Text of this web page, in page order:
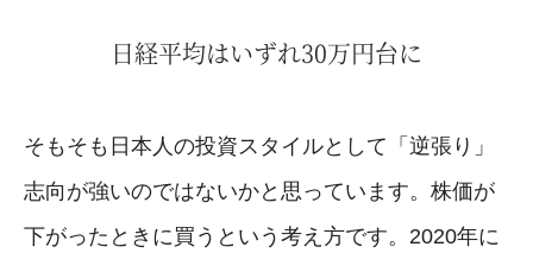
日経平均はいずれ30万円台に
そもそも日本人の投資スタイルとして「逆張り」
志向が強いのではないかと思っています。株価が
下がったときに買うという考え方です。2020年に